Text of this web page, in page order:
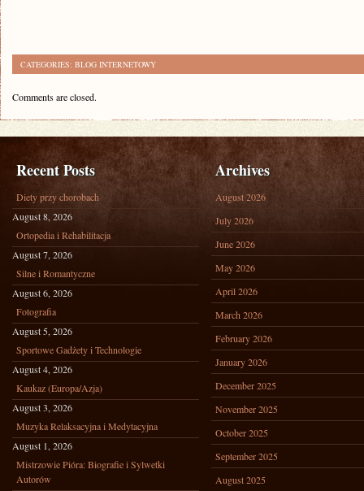
CATEGORIES: BLOG INTERNETOWY
Comments are closed.
Recent Posts
Diety przy chorobach
August 8, 2026
Ortopedia i Rehabilitacja
August 7, 2026
Silne i Romantyczne
August 6, 2026
Fotografia
August 5, 2026
Sportowe Gadżety i Technologie
August 4, 2026
Kaukaz (Europa/Azja)
August 3, 2026
Muzyka Relaksacyjna i Medytacyjna
August 1, 2026
Mistrzowie Pióra: Biografie i Sylwetki
Autorów
Archives
August 2026
July 2026
June 2026
May 2026
April 2026
March 2026
February 2026
January 2026
December 2025
November 2025
October 2025
September 2025
August 2025